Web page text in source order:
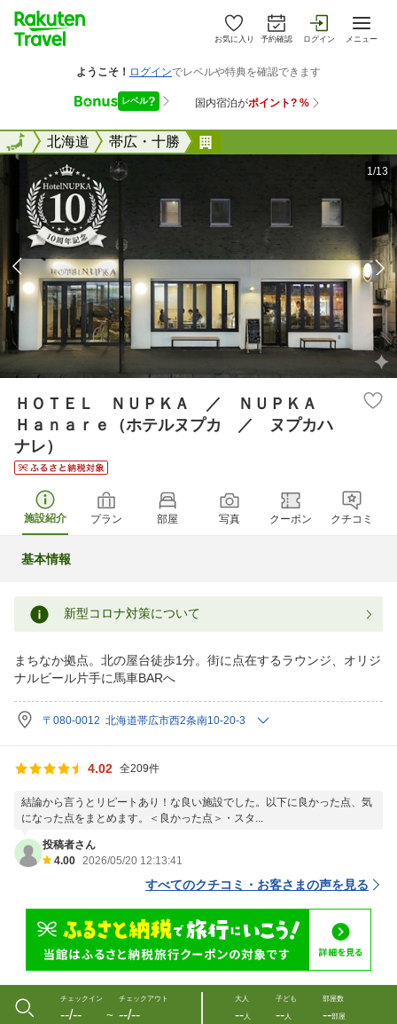
お気に入り 予約確認 ログイン メニュー
全国北海道 帯広・十勝
全国
1/13
ＨＯＴＥＬ ＮＵＰＫＡ ／ ＮＵＰＫＡ
Ｈａｎａｒｅ（ホテルヌプカ ／ ヌプカハ
ナレ）
施設紹介 プラン 部屋 写真 クーポン クチコミ
基本情報
新型コロナ対策について
まちなか拠点。北の屋台徒歩1分。街に点在するラウンジ、オリジ
ナルビール片手に馬車BARへ
〒080-0012 北海道帯広市西2条南10-20-3
4.02 全209件
結論から言うとリピートあり！な良い施設でした。以下に良かった点、気
になった点をまとめます。＜良かった点＞・スタ...
投稿者さん
4.00 2026/05/20 12:13:41
すべてのクチコミ・お客さまの声を見る
チェックイン
--/-- 〜
チェックアウト
--/--
大人
--人
子ども
--人
部屋数
--部屋